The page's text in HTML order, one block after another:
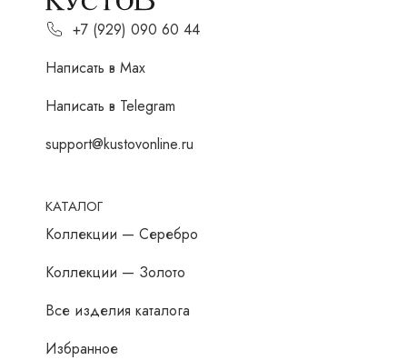
+7 (929) 090 60 44
Написать в Мах
Написать в Telegram
support@kustovonline.ru
КАТАЛОГ
Коллекции — Серебро
Коллекции — Золото
Все изделия каталога
Избранное